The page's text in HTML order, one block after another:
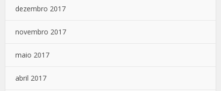
dezembro 2017
novembro 2017
maio 2017
abril 2017